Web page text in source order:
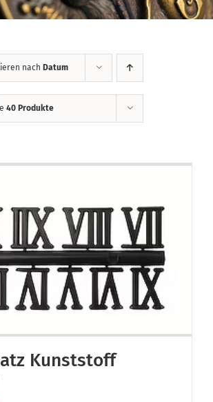
nach Datum
40 Produkte
Kunststoff